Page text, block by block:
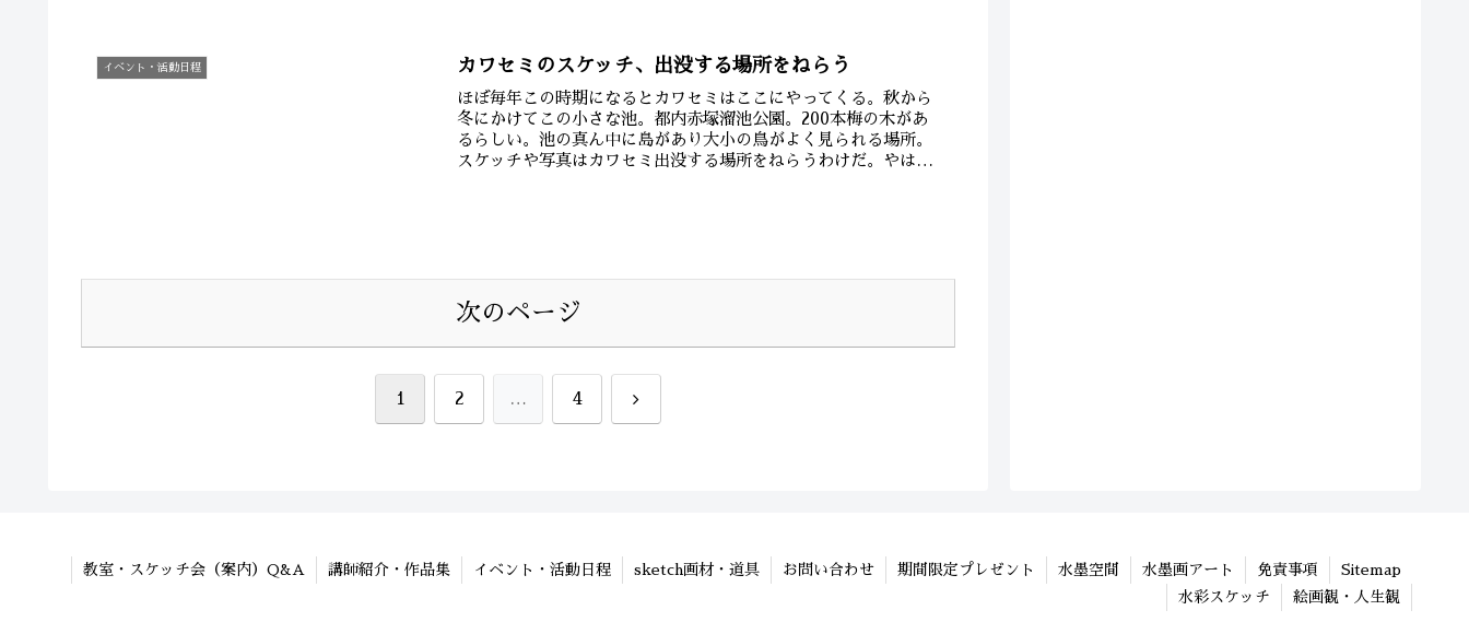
イベント・活動日程 カワセミのスケッチ、出没する場所をねらう
ほぼ毎年この時期になるとカワセミはここにやってくる。秋から
冬にかけてこの小さな池。都内赤塚溜池公園。200本梅の木があ
るらしい。池の真ん中に島があり大小の鳥がよく見られる場所。
スケッチや写真はカワセミ出没する場所をねらうわけだ。やはり
次のページ
1 2 … 4 次
教室・スケッチ会（案内）Q&A 講師紹介・作品集 イベント・活動日程 sketch画材・道具 お問い合わせ 期間限定プレゼント 水墨空間 水墨画アート 免責事項
Sitemap
水彩スケッチ
絵画観・人生観